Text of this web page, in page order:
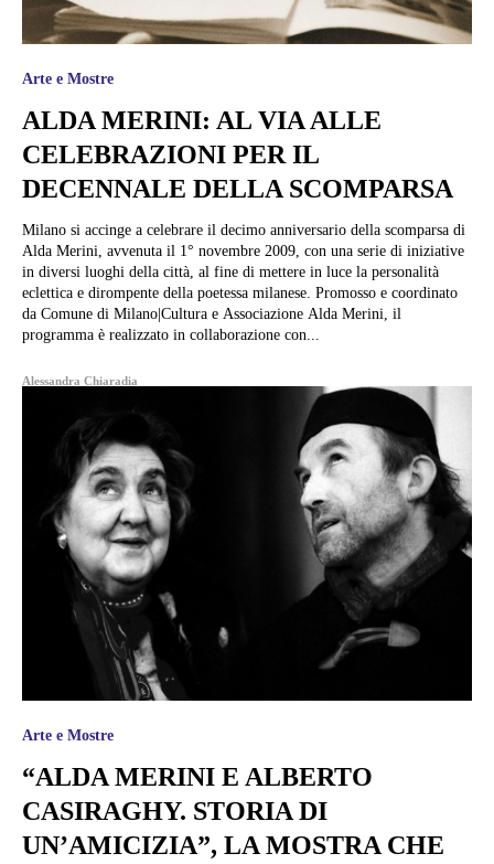
Arte e Mostre
ALDA MERINI: AL VIA ALLE
CELEBRAZIONI PER IL
DECENNALE DELLA SCOMPARSA
Milano si accinge a celebrare il decimo anniversario della scomparsa di
Alda Merini, avvenuta il 1° novembre 2009, con una serie di iniziative
in diversi luoghi della città, al fine di mettere in luce la personalità
eclettica e dirompente della poetessa milanese. Promosso e coordinato
da Comune di Milano|Cultura e Associazione Alda Merini, il
programma è realizzato in collaborazione con...
Alessandra Chiaradia
Arte e Mostre
“ALDA MERINI E ALBERTO
CASIRAGHY. STORIA DI
UN’AMICIZIA”, LA MOSTRA CHE